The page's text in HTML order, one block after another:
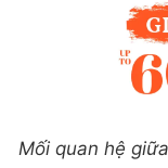
Mối quan hệ